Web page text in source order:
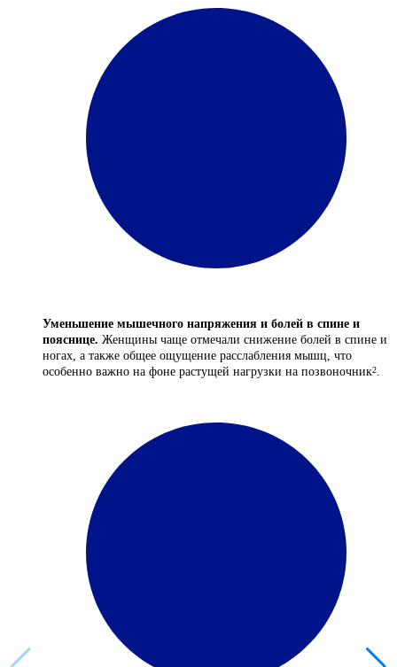
Уменьшение мышечного напряжения и болей в спине и
пояснице. Женщины чаще отмечали снижение болей в спине и
ногах, а также общее ощущение расслабления мышц, что
особенно важно на фоне растущей нагрузки на позвоночник2.